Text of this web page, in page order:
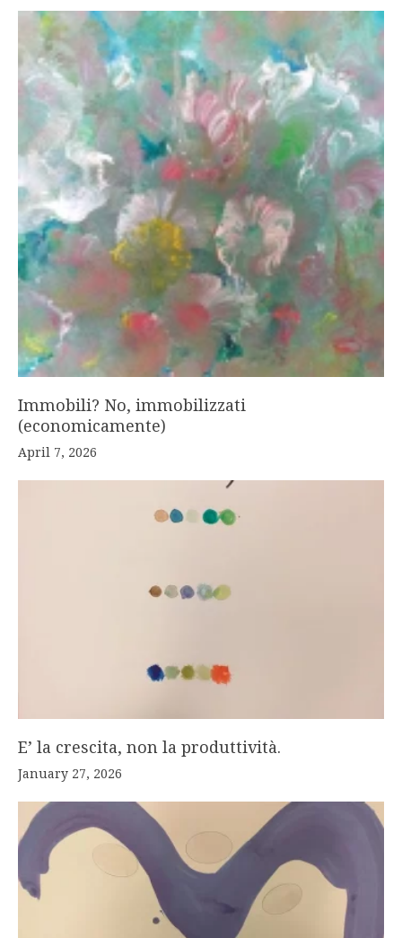
Immobili? No, immobilizzati
(economicamente)
April 7, 2026
E’ la crescita, non la produttività.
January 27, 2026